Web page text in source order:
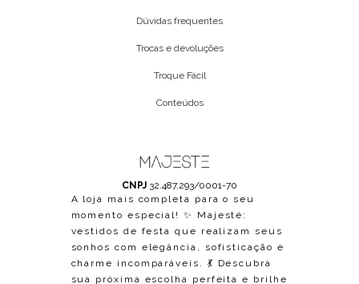
Dúvidas frequentes
Trocas e devoluções
Troque Fácil
Conteúdos
CNPJ 32.487.293/0001-70
A loja mais completa para o seu
momento especial! ✨ Majesté:
vestidos de festa que realizam seus
sonhos com elegância, sofisticação e
charme incomparáveis. 💃 Descubra
sua próxima escolha perfeita e brilhe